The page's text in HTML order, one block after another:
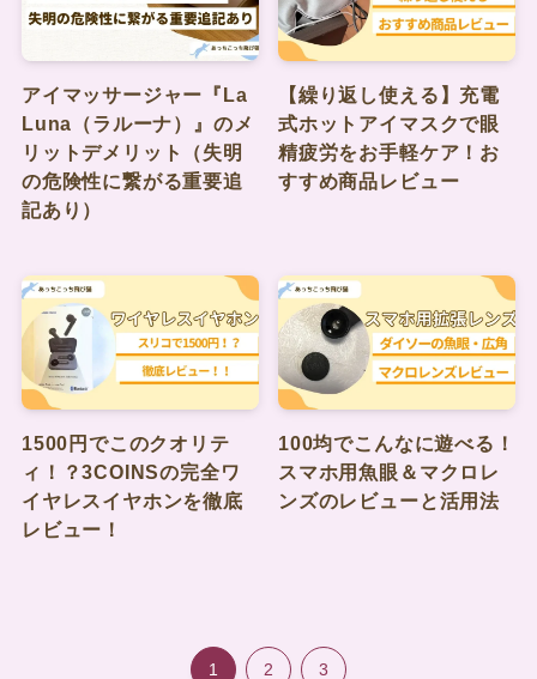
アイマッサージャー『La
Luna（ラルーナ）』のメ
リットデメリット（失明
の危険性に繋がる重要追
記あり）
【繰り返し使える】充電
式ホットアイマスクで眼
精疲労をお手軽ケア！お
すすめ商品レビュー
1500円でこのクオリテ
ィ！？3COINSの完全ワ
イヤレスイヤホンを徹底
レビュー！
100均でこんなに遊べる！
スマホ用魚眼＆マクロレ
ンズのレビューと活用法
1 2 3